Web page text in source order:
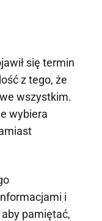
się termin
z tego, że
wszystkim.
wybiera
i
pamiętać,